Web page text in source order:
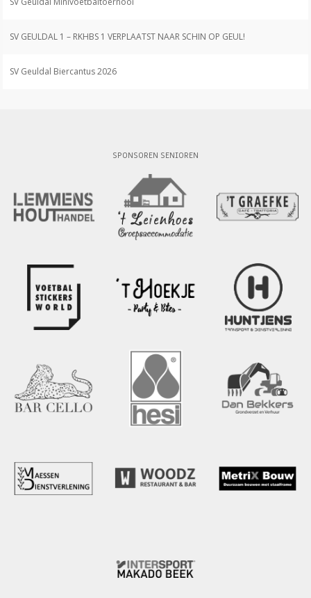
SV GEULDAL 1 – RKHBS 1 VERPLAATST NAAR SCHIN OP GEUL!
SV Geuldal Biercantus 2026
SPONSOREN SENIOREN